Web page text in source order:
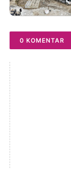
0 KOMENTAR